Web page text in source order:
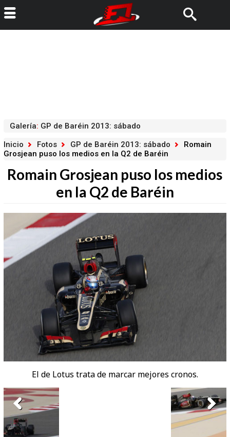
Galería: GP de Baréin 2013: sábado
Inicio
Fotos GP de Baréin 2013: sábado
Romain
Grosjean puso los medios en la Q2 de Baréin
Romain Grosjean puso los medios
en la Q2 de Baréin
El de Lotus trata de marcar mejores cronos.